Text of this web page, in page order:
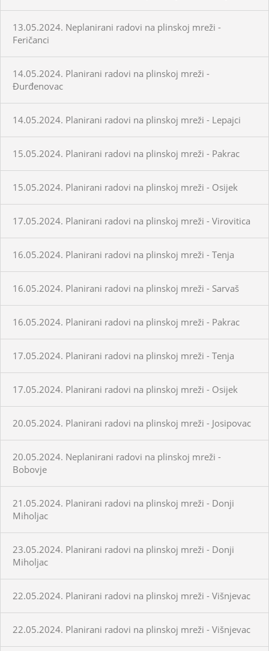
13.05.2024. Neplanirani radovi na plinskoj mreži -
Feričanci
14.05.2024. Planirani radovi na plinskoj mreži -
Đurđenovac
14.05.2024. Planirani radovi na plinskoj mreži - Lepajci
15.05.2024. Planirani radovi na plinskoj mreži - Pakrac
15.05.2024. Planirani radovi na plinskoj mreži - Osijek
17.05.2024. Planirani radovi na plinskoj mreži - Virovitica
16.05.2024. Planirani radovi na plinskoj mreži - Tenja
16.05.2024. Planirani radovi na plinskoj mreži - Sarvaš
16.05.2024. Planirani radovi na plinskoj mreži - Pakrac
17.05.2024. Planirani radovi na plinskoj mreži - Tenja
17.05.2024. Planirani radovi na plinskoj mreži - Osijek
20.05.2024. Planirani radovi na plinskoj mreži - Josipovac
20.05.2024. Neplanirani radovi na plinskoj mreži -
Bobovje
21.05.2024. Planirani radovi na plinskoj mreži - Donji
Miholjac
23.05.2024. Planirani radovi na plinskoj mreži - Donji
Miholjac
22.05.2024. Planirani radovi na plinskoj mreži - Višnjevac
22.05.2024. Planirani radovi na plinskoj mreži - Višnjevac